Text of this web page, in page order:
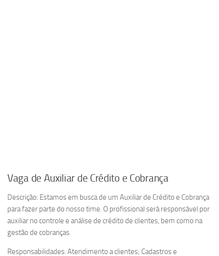
Vaga de Auxiliar de Crédito e Cobrança
Descrição: Estamos em busca de um Auxiliar de Crédito e Cobrança
para fazer parte do nosso time. O profissional será responsável por
auxiliar no controle e análise de crédito de clientes, bem como na
gestão de cobranças.
Responsabilidades: Atendimento a clientes; Cadastros e